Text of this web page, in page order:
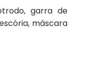
garra de
máscara